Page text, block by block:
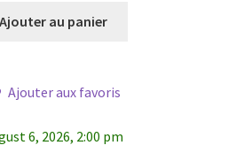
Ajouter au panier
Ajouter aux favoris
6, 2026, 2:00 pm